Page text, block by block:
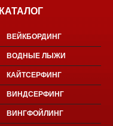
КАТАЛОГ
ВЕЙКБОРДИНГ
ВОДНЫЕ ЛЫЖИ
КАЙТСЕРФИНГ
ВИНДСЕРФИНГ
ВИНГФОЙЛИНГ